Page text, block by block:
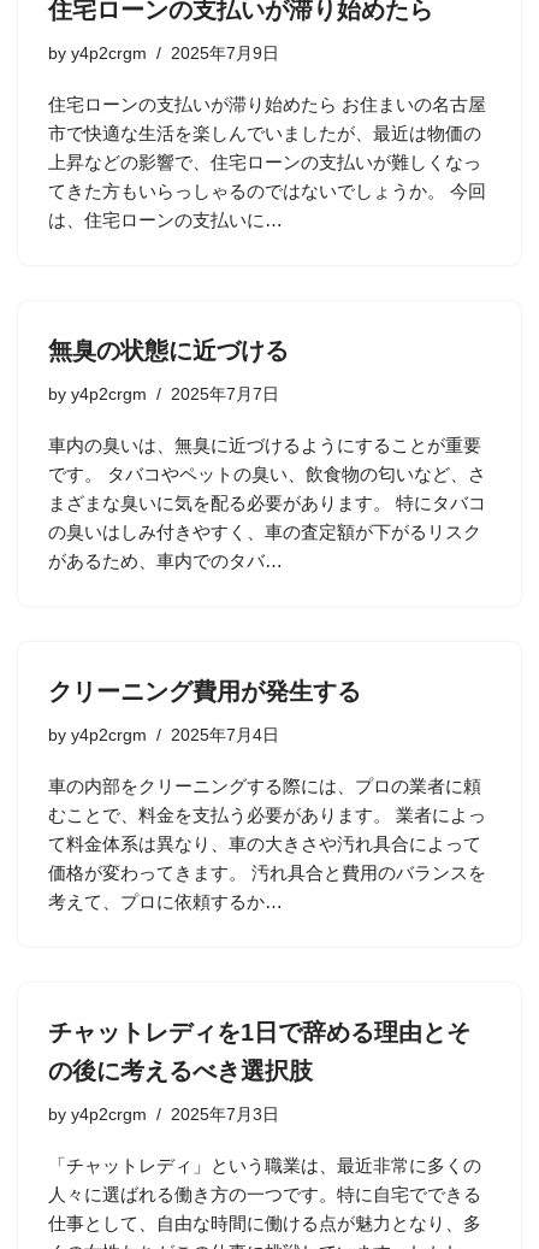
住宅ローンの支払いが滞り始めたら
by y4p2crgm 2025年7月9日
住宅ローンの支払いが滞り始めたら お住まいの名古屋
市で快適な生活を楽しんでいましたが、最近は物価の
上昇などの影響で、住宅ローンの支払いが難しくなっ
てきた方もいらっしゃるのではないでしょうか。 今回
は、住宅ローンの支払いに…
無臭の状態に近づける
by y4p2crgm 2025年7月7日
車内の臭いは、無臭に近づけるようにすることが重要
です。 タバコやペットの臭い、飲食物の匂いなど、さ
まざまな臭いに気を配る必要があります。 特にタバコ
の臭いはしみ付きやすく、車の査定額が下がるリスク
があるため、車内でのタバ…
クリーニング費用が発生する
by y4p2crgm 2025年7月4日
車の内部をクリーニングする際には、プロの業者に頼
むことで、料金を支払う必要があります。 業者によっ
て料金体系は異なり、車の大きさや汚れ具合によって
価格が変わってきます。 汚れ具合と費用のバランスを
考えて、プロに依頼するか…
チャットレディを1日で辞める理由とそ
の後に考えるべき選択肢
by y4p2crgm 2025年7月3日
「チャットレディ」という職業は、最近非常に多くの
人々に選ばれる働き方の一つです。特に自宅でできる
仕事として、自由な時間に働ける点が魅力となり、多